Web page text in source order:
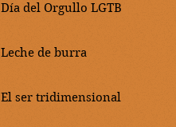
Día del Orgullo LGTB
Leche de burra
El ser tridimensional